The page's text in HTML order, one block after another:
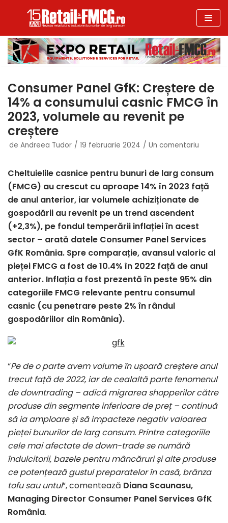
la
conținut
Consumer Panel GfK: Creștere de
14% a consumului casnic FMCG în
2023, volumele au revenit pe
creștere
de Andreea Tudor 19 februarie 2024 Un comentariu
Cheltuielile casnice pentru bunuri de larg consum
(FMCG) au crescut cu aproape 14% în 2023 față
de anul anterior, iar volumele achiziționate de
gospodării au revenit pe un trend ascendent
(+2,3%), pe fondul temperării inflației în acest
sector – arată datele Consumer Panel Services
GfK România. Spre comparație, avansul valoric al
pieței FMCG a fost de 10.4% în 2022 față de anul
anterior. Inflația a fost prezentă în peste 95% din
categoriile FMCG relevante pentru consumul
casnic (cu penetrare peste 2% în rândul
gospodăriilor din România).
“Pe de o parte avem volume în ușoară creștere anul
trecut față de 2022, iar de cealaltă parte fenomenul
de downtrading – adică migrarea shopperilor către
produse din segmente inferioare de preț – continuă
să ia amploare și să impacteze negativ valoarea
pieței bunurilor de larg consum. Printre categoriile
cele mai afectate de down-trade se numără
îndulcitorii, bazele pentru mâncăruri și alte produse
ce potențează gustul preparatelor în casă, brânza
tofu sau untul”, comentează Diana Scaunasu,
Managing Director Consumer Panel Services GfK
România.